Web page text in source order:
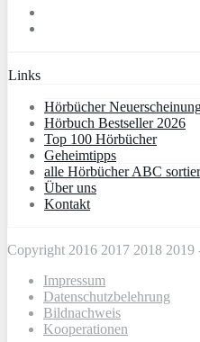
Links
Hörbücher
Hörbuch Bestseller 2026
Top 100 Hörbücher
Geheimtipps
alle Hörbücher ABC
Über uns
Kontakt
Copyright 2016 2017 2018 2019
Impressum
Datenschutzbelehrung
Bildnachweis
Kooperationen